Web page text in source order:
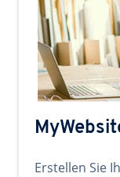
Erstellen Sie